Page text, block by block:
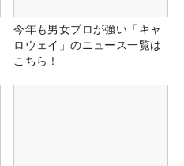
今年も男女プロが強い「キャ
ロウェイ」のニュース一覧は
こちら！